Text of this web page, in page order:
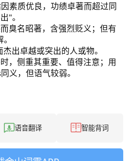
素质优良，功绩卓著而超过同
"。
臭名昭著，含强烈贬义；但有
出卓越或突出的人或物。
，侧重其重要、值得注意；用
义，但语气较弱。
语音翻译 智能背词